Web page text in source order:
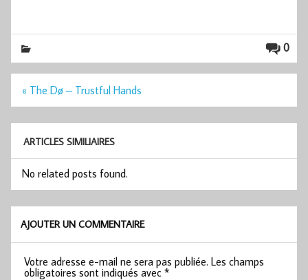
0
Navigation
« The Dø – Trustful Hands
ARTICLES SIMILIAIRES
No related posts found.
AJOUTER UN COMMENTAIRE
Votre adresse e-mail ne sera pas publiée. Les champs
obligatoires sont indiqués avec*